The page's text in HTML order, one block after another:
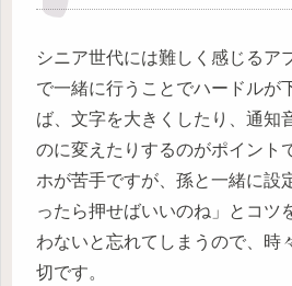
シニア世代には難しく感じるア
で一緒に行うことでハードルが
ば、文字を大きくしたり、通知
のに変えたりするのがポイント
ホが苦手ですが、孫と一緒に設
ったら押せばいいのね」とコツ
わないと忘れてしまうので、時
切です。